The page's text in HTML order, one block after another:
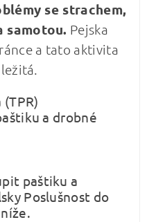
se strachem,
samotou. Pejska
a tato aktivita
a drobné
paštiku a
Poslušnost do